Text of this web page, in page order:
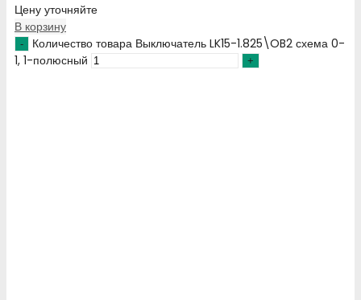
Цену уточняйте
В корзину
Количество товара Выключатель LK15-1.825\OB2 схема 0-
1, 1-полюсный